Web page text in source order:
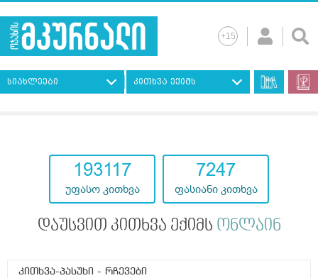
სიახლეები კითხვა ექიმს
193117
უფასო კითხვა
7247
ფასიანი კითხვა
დაუსვით კითხვა ექიმს ონლაინ
კითხვა-პასუხი - რჩევები